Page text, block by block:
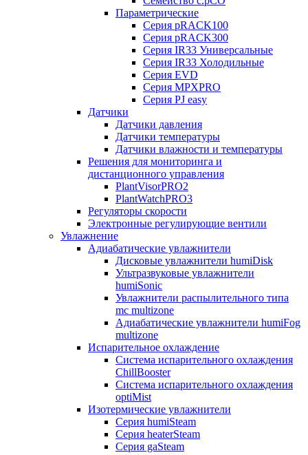
Параметрические
Серия pRACK100
Серия pRACK300
Серия IR33 Универсальные
Серия IR33 Холодильные
Серия EVD
Серия MPXPRO
Серия PJ easy
Датчики
Датчики давления
Датчики температуры
Датчики влажности и температуры
Решения для мониторинга и
дистанционного управления
PlantVisorPRO2
PlantWatchPRO3
Регуляторы скорости
Электронные регулирующие вентили
Увлажнение
Адиабатические увлажнители
Дисковые увлажнители humiDisk
Ультразвуковые увлажнители
humiSonic
Увлажнители распылительного типа
mc multizone
Адиабатические увлажнители humiFog
multizone
Испарительное охлаждение
Система испарительного охлаждения
ChillBooster
Система испарительного охлаждения
optiMist
Изотермические увлажнители
Серия humiSteam
Серия heaterSteam
Серия gaSteam